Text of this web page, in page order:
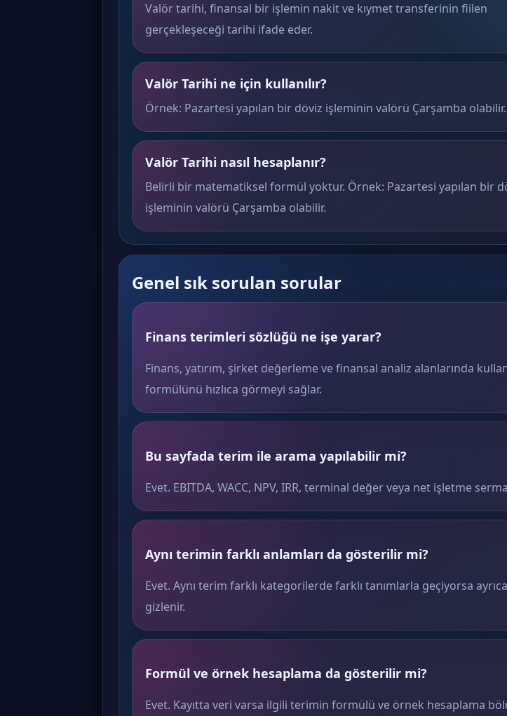
Valör tarihi, finansal bir işlemin nakit ve kıymet transferinin fiilen
gerçekleşeceği tarihi ifade eder.
Valör Tarihi ne için kullanılır?
Örnek: Pazartesi yapılan bir döviz işleminin valörü Çarşamba olabilir.
Valör Tarihi nasıl hesaplanır?
Belirli bir matematiksel formül yoktur. Örnek: Pazartesi yapılan bir
işleminin valörü Çarşamba olabilir.
Genel sık sorulan sorular
Finans terimleri sözlüğü ne işe yarar?
Finans, yatırım, şirket değerleme ve finansal analiz alanlarında
formülünü hızlıca görmeyi sağlar.
Bu sayfada terim ile arama yapılabilir mi?
Evet. EBITDA, WACC, NPV, IRR, terminal değer veya net işletme
Aynı terimin farklı anlamları da gösterilir mi?
Evet. Aynı terim farklı kategorilerde farklı tanımlarla geçiyorsa
gizlenir.
Formül ve örnek hesaplama da gösterilir mi?
Evet. Kayıtta veri varsa ilgili terimin formülü ve örnek hesaplama